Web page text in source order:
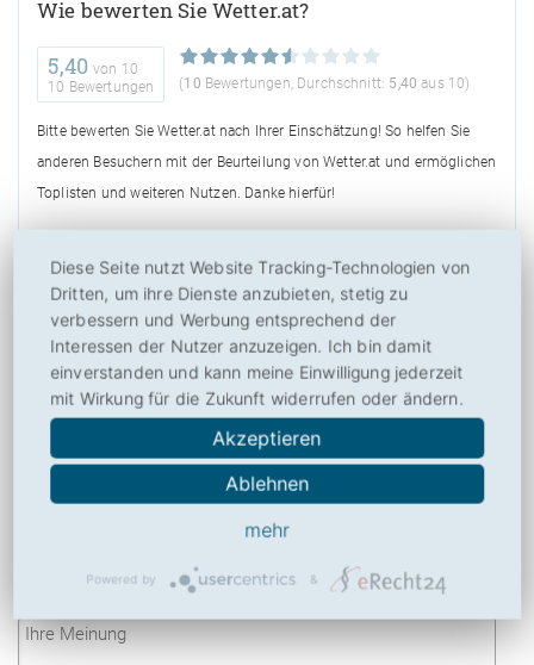
Wie bewerten Sie Wetter.at?
5,40 von 10
10 Bewertungen
(10 Bewertungen, Durchschnitt: 5,40 aus 10)
Bitte bewerten Sie Wetter.at nach Ihrer Einschätzung! So helfen Sie
anderen Besuchern mit der Beurteilung von Wetter.at und ermöglichen
Toplisten und weiteren Nutzen. Danke hierfür!
Über
Drucken
Ihre Meinung zu Wetter.at
Diese Seite nutzt Website Tracking-Technologien von
Dritten, um ihre Dienste anzubieten, stetig zu
verbessern und Werbung entsprechend der
Interessen der Nutzer anzuzeigen. Ich bin damit
einverstanden und kann meine Einwilligung jederzeit
mit Wirkung für die Zukunft widerrufen oder ändern.
Akzeptieren
Ablehnen
mehr
Powered by &